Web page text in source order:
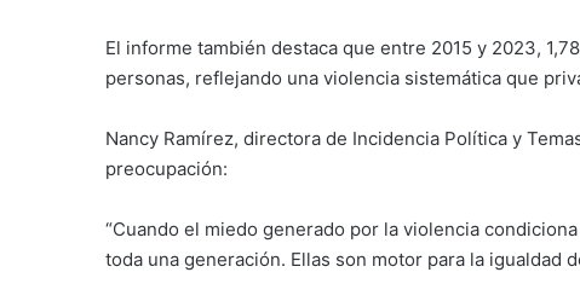
El informe también destaca que entre 2015 y 2023,
personas, reflejando una violencia sistemática que
Nancy Ramírez, directora de Incidencia Política y
preocupación:
“Cuando el miedo generado por la violencia
toda una generación. Ellas son motor para la igualdad